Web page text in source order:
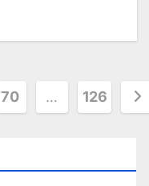
70 … 126